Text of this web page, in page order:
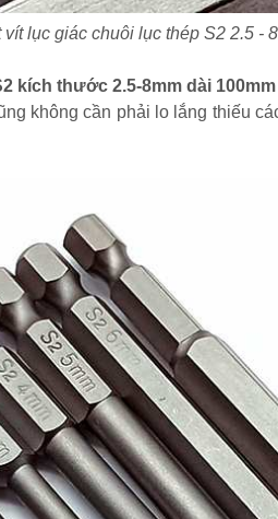
vít lục giác chuôi lục thép S2 2.5 -
kích thước 2.5-8mm dài 100mm
không cần phải lo lắng thiếu